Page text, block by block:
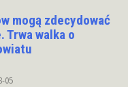
mogą zdecydować
Trwa walka o
05